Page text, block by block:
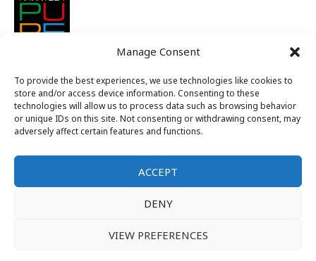
Manage Consent
To provide the best experiences, we use technologies like cookies to
store and/or access device information. Consenting to these
technologies will allow us to process data such as browsing behavior
or unique IDs on this site. Not consenting or withdrawing consent, may
adversely affect certain features and functions.
ACCEPT
DENY
VIEW PREFERENCES
Suomen nuorkauppakamarit ry
Kansallinen jäsenintra